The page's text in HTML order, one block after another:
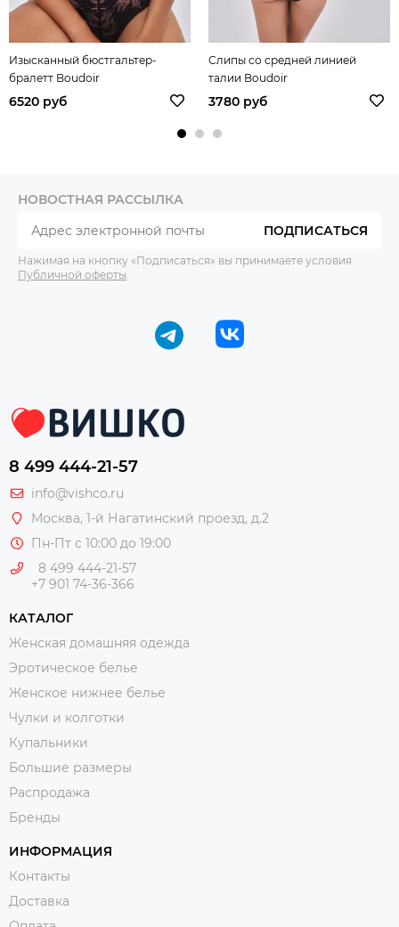
Изысканный бюстгальтер-
бралетт Boudoir
6520 руб
Слипы со средней линией
талии Boudoir
3780 руб
НОВОСТНАЯ РАССЫЛКА
ПОДПИСАТЬСЯ
Нажимая на кнопку «Подписаться» вы принимаете условия
Публичной оферты
8 499 444-21-57
info@vishco.ru
Москва, 1-й Нагатинский проезд, д.2
Пн-Пт с 10:00 до 19:00
8 499 444-21-57
+7 901 74-36-366
КАТАЛОГ
Женская домашняя одежда
Эротическое белье
Женское нижнее белье
Чулки и колготки
Купальники
Большие размеры
Распродажа
Бренды
ИНФОРМАЦИЯ
Контакты
Доставка